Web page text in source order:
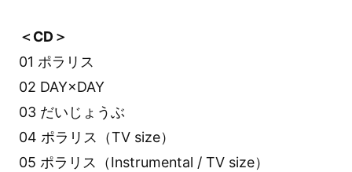
＜CD＞
01 ポラリス
02 DAY×DAY
03 だいじょうぶ
04 ポラリス（TV size）
05 ポラリス（Instrumental / TV size）